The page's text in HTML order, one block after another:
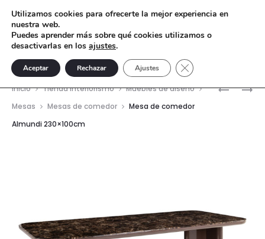
MESA
MESA
Inicio Tienda interiorismo
Muebles de diseño
Mesas
Mesas de comedor
Mesa de comedor
Almundi 230×100cm
Utilizamos cookies para ofrecerte la mejor experiencia en
nuestra web.
Puedes aprender más sobre qué cookies utilizamos o
desactivarlas en los ajustes.
Aceptar Rechazar Ajustes Cerrar el banner de